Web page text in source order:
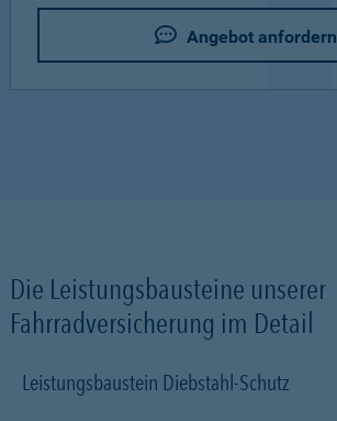
Angebot anfordern
Die Leistungsbausteine unserer
Fahrradversicherung im Detail
Leistungsbaustein Diebstahl-Schutz